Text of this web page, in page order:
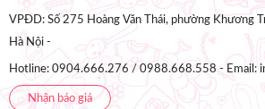
VPĐD: Số 275 Hoàng Văn Thái, phường Khương
Hà Nội -
Hotline: 0904.666.276 / 0988.668.558 - Email:
Nhận báo giá